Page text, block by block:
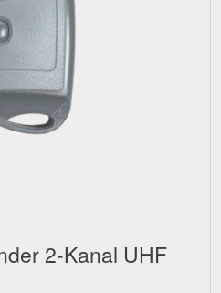
2-Kanal UHF